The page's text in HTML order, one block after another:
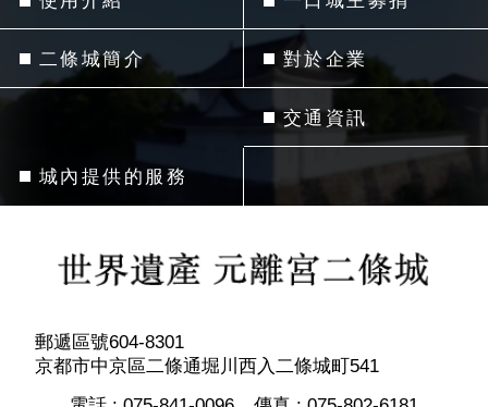
二條城簡介
城內提供的服務
對於企業
交通資訊
郵遞區號604-8301
京都市中京區二條通堀川西入二條城町541